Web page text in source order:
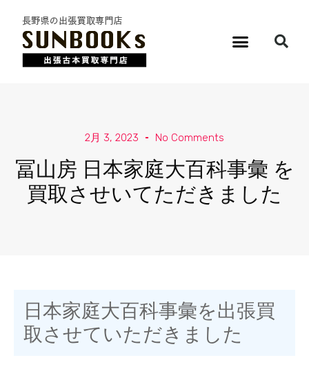
2月 3, 2023 No Comments
冨山房 日本家庭大百科事彙 を
買取させいてただきました
日本家庭大百科事彙を出張買
取させていただきました